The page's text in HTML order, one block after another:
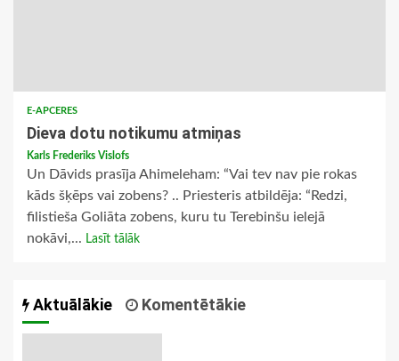
E-APCERES
Dieva dotu notikumu atmiņas
Karls Frederiks Vislofs
Un Dāvids prasīja Ahimeleham: “Vai tev nav pie rokas
kāds šķēps vai zobens? .. Priesteris atbildēja: “Redzi,
filistieša Goliāta zobens, kuru tu Terebinšu ielejā
nokāvi,... Lasīt tālāk
Aktuālākie Komentētākie